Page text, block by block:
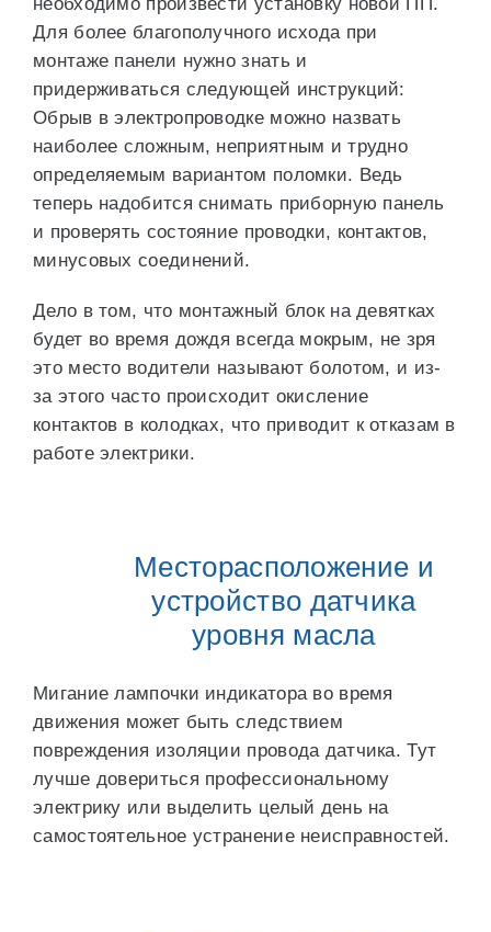
Для более благополучного исхода при
монтаже панели нужно знать и
придерживаться следующей инструкций:
Обрыв в электропроводке можно назвать
наиболее сложным, неприятным и трудно
определяемым вариантом поломки. Ведь
теперь надобится снимать приборную панель
и проверять состояние проводки, контактов,
минусовых соединений.
Дело в том, что монтажный блок на девятках
будет во время дождя всегда мокрым, не зря
это место водители называют болотом, и из-
за этого часто происходит окисление
контактов в колодках, что приводит к отказам в
работе электрики.
Месторасположение и
устройство датчика
уровня масла
Мигание лампочки индикатора во время
движения может быть следствием
повреждения изоляции провода датчика. Тут
лучше довериться профессиональному
электрику или выделить целый день на
самостоятельное устранение неисправностей.